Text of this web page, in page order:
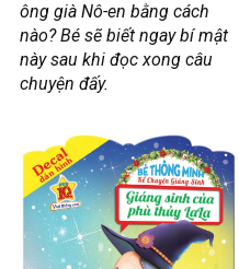
ông già Nô-en bằng cách
nào? Bé sẽ biết ngay bí mật
này sau khi đọc xong câu
chuyện đấy.